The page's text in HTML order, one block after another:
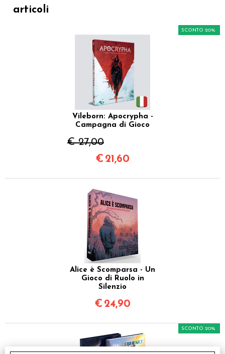
articoli
Vileborn: Apocrypha -
Campagna di Gioco
€ 27,00
SCONTO 20%
€ 21,60
Alice è Scomparsa - Un
Gioco di Ruolo in
Silenzio
€ 24,90
SCONTO 20%